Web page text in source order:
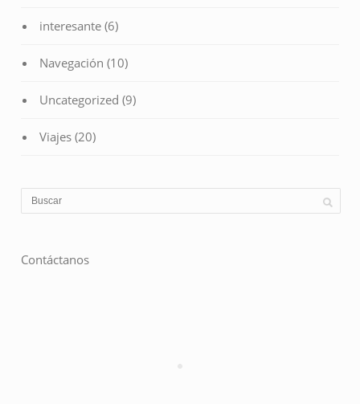
interesante (6)
Navegación (10)
Uncategorized (9)
Viajes (20)
Contáctanos